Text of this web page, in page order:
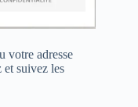
votre adresse
suivez les